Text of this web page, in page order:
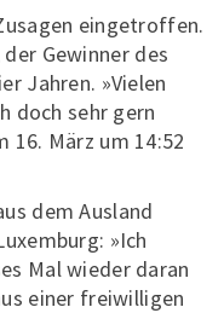
eingetroffen.
der Gewinner des
Jahren. »Vielen
doch sehr gern
16. März um 14:52
dem Ausland
»Ich
Mal wieder daran
einer freiwilligen